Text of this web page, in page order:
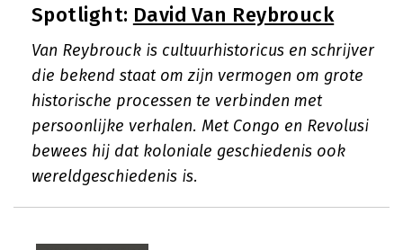
Spotlight: David Van Reybrouck
Van Reybrouck is cultuurhistoricus en schrijver
die bekend staat om zijn vermogen om grote
historische processen te verbinden met
persoonlijke verhalen. Met Congo en Revolusi
bewees hij dat koloniale geschiedenis ook
wereldgeschiedenis is.